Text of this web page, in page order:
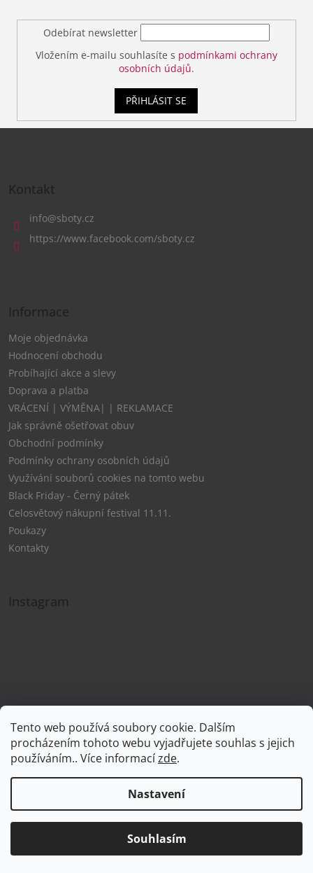
Tento web používá soubory cookie. Dalším
procházením tohoto webu vyjadřujete souhlas s jejich
používáním.. Více informacízde.
Nastavení
Souhlasím
Odebírat newsletter
Vložením e-mailu souhlasíte s podmínkami ochrany
osobních údajů.
PŘIHLÁSIT SE
Kontakt
info@sboty.cz
https://www.facebook.com/sboty.cz
Informace
Moje objednávka
Hodnocení obchodu
Probíhající akce a slevy
Doprava a platba
VRÁCENÍ | VÝMĚNA| | REKLAMACE
Jak správně ošetřovat obuv
Obchodní podmínky
Podmínky ochrany osobních údajů
Využívání souborů cookies na tomto webu
Black Friday - Černý pátek
Celosvětový nákupní festival 11.11.
Poukazy
Kontakty
Instagram
Sledovat na Instagramu
Facebook